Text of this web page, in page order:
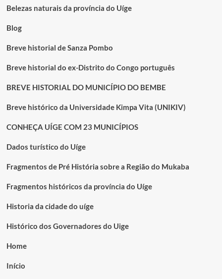
Belezas naturais da província do Uíge
Blog
Breve historial de Sanza Pombo
Breve historial do ex-Distrito do Congo português
BREVE HISTORIAL DO MUNICÍPIO DO BEMBE
Breve histórico da Universidade Kimpa Vita (UNIKIV)
CONHEÇA UÍGE COM 23 MUNICÍPIOS
Dados turístico do Uíge
Fragmentos de Pré História sobre a Região do Mukaba
Fragmentos históricos da província do Uíge
Historia da cidade do uíge
Histórico dos Governadores do Uige
Home
Início